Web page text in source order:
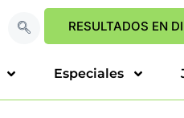
RESULTADOS EN
Especiales